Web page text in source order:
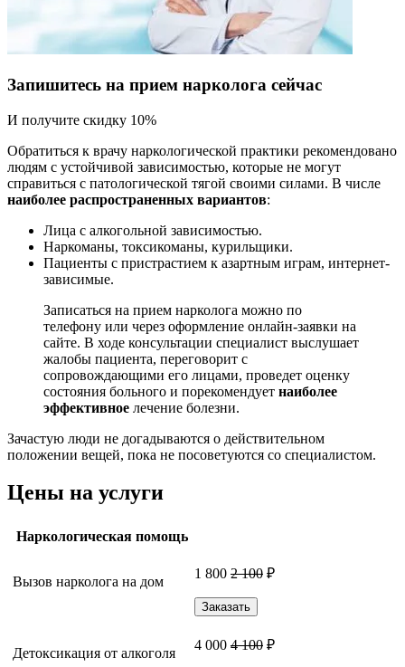
Запишитесь на прием нарколога сейчас
И получите скидку 10%
Обратиться к врачу наркологической практики рекомендовано
людям с устойчивой зависимостью, которые не могут
справиться с патологической тягой своими силами. В числе
наиболее распространенных вариантов:
Лица с алкогольной зависимостью.
Наркоманы, токсикоманы, курильщики.
Пациенты с пристрастием к азартным играм, интернет-
зависимые.
Записаться на прием нарколога можно по
телефону или через оформление онлайн-заявки на
сайте. В ходе консультации специалист выслушает
жалобы пациента, переговорит с
сопровождающими его лицами, проведет оценку
состояния больного и порекомендует наиболее
эффективное лечение болезни.
Зачастую люди не догадываются о действительном
положении вещей, пока не посоветуются со специалистом.
Цены на услуги
Наркологическая помощь
Вызов нарколога на дом
1 800 2 100 ₽
Заказать
Детоксикация от алкоголя
4 000 4 100 ₽